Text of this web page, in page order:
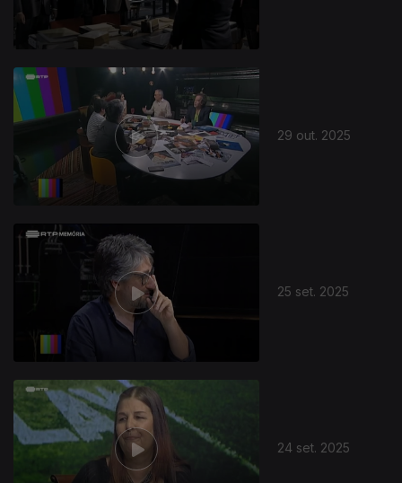
29 out. 2025
25 set. 2025
24 set. 2025